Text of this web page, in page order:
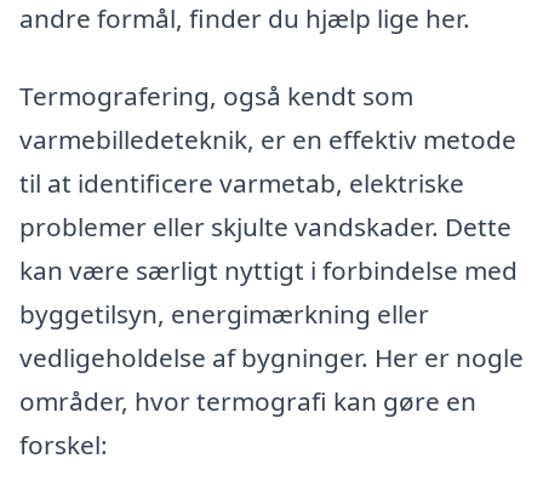
andre formål, finder du hjælp lige her.
Termografering, også kendt som
varmebilledeteknik, er en effektiv metode
til at identificere varmetab, elektriske
problemer eller skjulte vandskader. Dette
kan være særligt nyttigt i forbindelse med
byggetilsyn, energimærkning eller
vedligeholdelse af bygninger. Her er nogle
områder, hvor termografi kan gøre en
forskel: